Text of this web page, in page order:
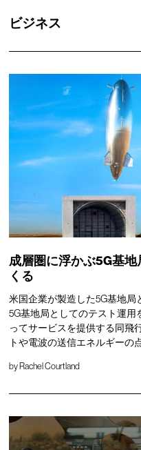
ビジネス
成層圏に浮かぶ5G基地
くる
米国企業が製造した5G基地局
5G基地局としてのテスト運用
ってサービスを提供する同飛
トや電波の送信エネルギーの
by Rachel Courtland